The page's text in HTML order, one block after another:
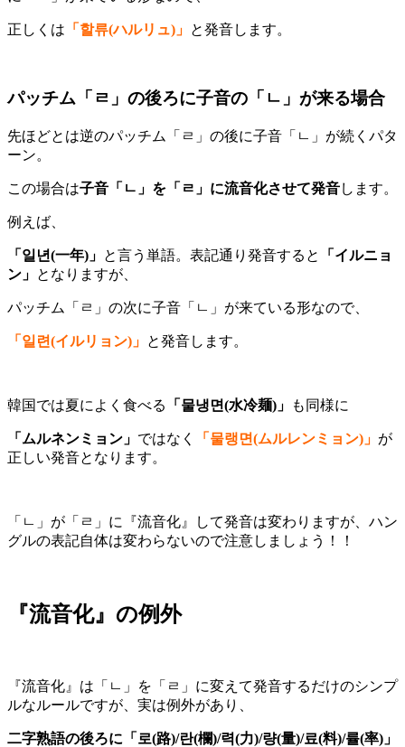
正しくは 「할류(ハルリュ)」 と発音します。
パッチム「ㄹ」の後ろに子音の「ㄴ」が来る場合
先ほどとは逆のパッチム「ㄹ」の後に子音「ㄴ」が続くパタ
ーン。
この場合は子音「ㄴ」を「ㄹ」に流音化させて発音します。
例えば、
「일년(一年)」 と言う単語。表記通り発音すると
「イルニョ
ン」 となりますが、
パッチム「ㄹ」の次に子音「ㄴ」が来ている形なので、
「일련(イルリョン)」 と発音します。
韓国では夏によく食べる 「물냉면(水冷麺)」 も同様に
「ムルネンミョン」 ではなく 「물랭면(ムルレンミョン)」 が
正しい発音となります。
「ㄴ」が「ㄹ」に『流音化』して発音は変わりますが、ハン
グルの表記自体は変わらないので注意しましょう！！
『流音化』の例外
『流音化』は「ㄴ」を「ㄹ」に変えて発音するだけのシンプ
ルなルールですが、実は例外があり、
二字熟語の後ろに「로(路)/란(欄)/력(力)/량(量)/료(料)/률(率)」